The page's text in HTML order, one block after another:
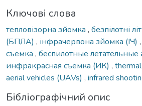
Ключові слова
тепловізорна зйомка , безпілотні
(БПЛА) , інфрачервона зйомка (ІЧ) ,
съемка , беспилотные
инфракрасная съемка (ИК) ,
aerial vehicles (UAVs) , infrared
Бібліографічний опис